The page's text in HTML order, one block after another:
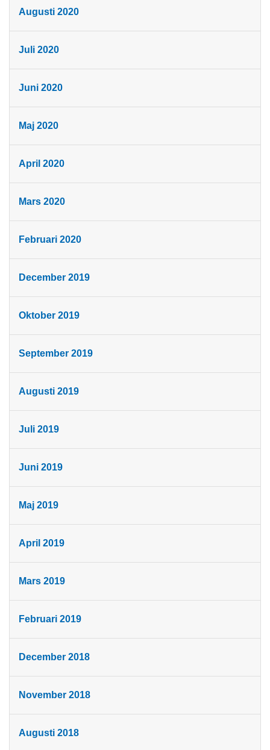
Augusti 2020
Juli 2020
Juni 2020
Maj 2020
April 2020
Mars 2020
Februari 2020
December 2019
Oktober 2019
September 2019
Augusti 2019
Juli 2019
Juni 2019
Maj 2019
April 2019
Mars 2019
Februari 2019
December 2018
November 2018
Augusti 2018